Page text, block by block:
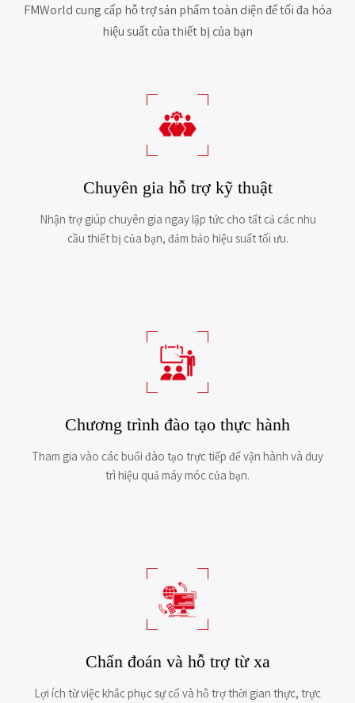
FMWorld cung cấp hỗ trợ sản phẩm toàn diện để tối đa hóa
hiệu suất của thiết bị của bạn
Chuyên gia hỗ trợ kỹ thuật
Nhận trợ giúp chuyên gia ngay lập tức cho tất cả các nhu
cầu thiết bị của bạn, đảm bảo hiệu suất tối ưu.
Chương trình đào tạo thực hành
Tham gia vào các buổi đào tạo trực tiếp để vận hành và duy
trì hiệu quả máy móc của bạn.
Chẩn đoán và hỗ trợ từ xa
Lợi ích từ việc khắc phục sự cố và hỗ trợ thời gian thực, trực